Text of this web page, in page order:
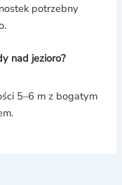
potrzebny
nad jezioro?
5–6 m z bogatym